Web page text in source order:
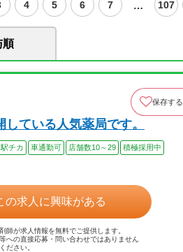
4 5 6 7 … 107
順
保存する
ている人気薬局です。
駅チカ 車通勤可 店舗数10～29
積極採用中
の求人に興味がある
師が求人情報を無料でご提供します。
への直接応募・問い合わせではありません
ださい。